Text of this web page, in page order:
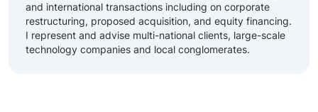
and international transactions including on corporate
restructuring, proposed acquisition, and equity financing.
I represent and advise multi-national clients, large-scale
technology companies and local conglomerates.